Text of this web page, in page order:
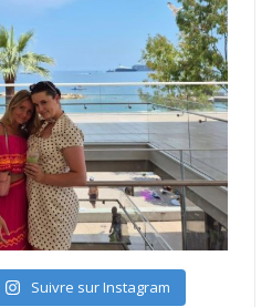
Suivre sur Instagram